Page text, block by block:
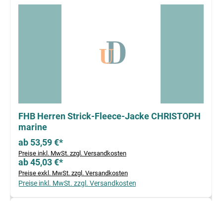
FHB Herren Strick-Fleece-Jacke CHRISTOPH
marine
ab 53,59 €*
Preise inkl. MwSt. zzgl. Versandkosten
ab 45,03 €*
Preise exkl. MwSt. zzgl. Versandkosten
Preise inkl. MwSt. zzgl. Versandkosten